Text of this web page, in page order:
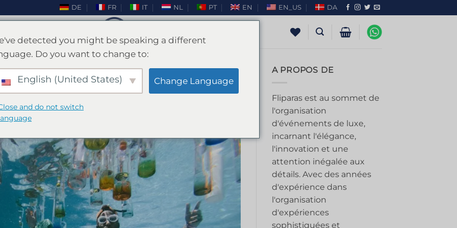
DE FR IT NL PT EN EN_US DA
vie de garçon à Barcelone
LEAVRIL 5, 2024 PARENKI
A PROPOS DE
Fliparas est au sommet de
l'organisation
d'événements de luxe,
incarnant l'élégance,
l'innovation et une
attention inégalée aux
détails. Avec des années
d'expérience dans
l'organisation
d'expériences
sophistiquées et
detected you might be speaking a different
Do you want to change to:
English (United States) Change Language
and do not switch